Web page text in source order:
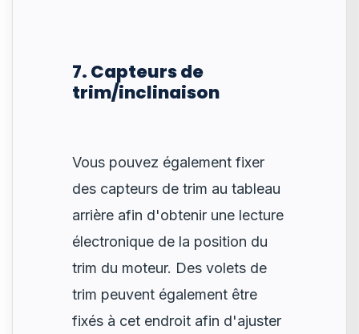
7. Capteurs de
trim/inclinaison
Vous pouvez également fixer
des capteurs de trim au tableau
arrière afin d'obtenir une lecture
électronique de la position du
trim du moteur. Des volets de
trim peuvent également être
fixés à cet endroit afin d'ajuster